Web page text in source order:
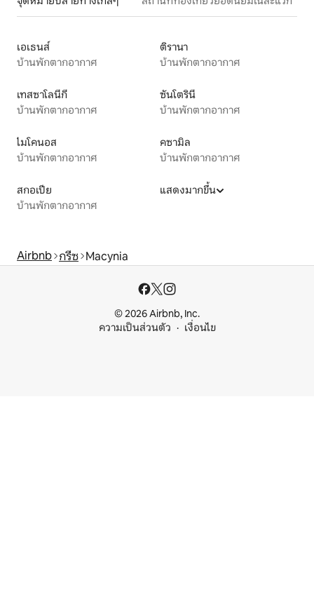
เอเธนส์
บ้านพักตากอากาศ
ติรานา
บ้านพักตากอากาศ
เทสซาโลนีกี
บ้านพักตากอากาศ
ซันโตรินี
บ้านพักตากอากาศ
ไมโคนอส
บ้านพักตากอากาศ
คซามิล
บ้านพักตากอากาศ
สกอเปีย
บ้านพักตากอากาศ
แสดงมากขึ้น
Airbnb กรีซ Macynia
© 2026 Airbnb, Inc.
ความเป็นส่วนตัว
เงื่อนไข